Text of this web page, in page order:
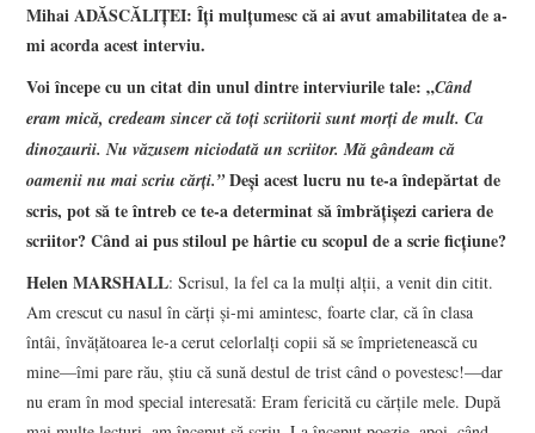
Mihai ADĂSCĂLIŢEI: Îţi mulţumesc că ai avut amabilitatea de a-
mi acorda acest interviu.
Voi începe cu un citat din unul dintre interviurile tale: „Când
eram mică, credeam sincer că toţi scriitorii sunt morţi de mult. Ca
dinozaurii. Nu văzusem niciodată un scriitor. Mă gândeam că
oamenii nu mai scriu cărţi.”Deşi acest lucru nu te-a îndepărtat de
scris, pot să te întreb ce te-a determinat să îmbrăţişezi cariera de
scriitor? Când ai pus stiloul pe hârtie cu scopul de a scrie ficţiune?
Helen MARSHALL: Scrisul, la fel ca la mulţi alţii, a venit din citit.
Am crescut cu nasul în cărţi şi-mi amintesc, foarte clar, că în clasa
întâi, învăţătoarea le-a cerut celorlalţi copii să se împrietenească cu
mine—îmi pare rău, ştiu că sună destul de trist când o povestesc!—dar
nu eram în mod special interesată: Eram fericită cu cărţile mele. După